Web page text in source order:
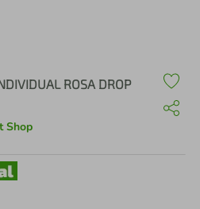
ROSA DROP
Shop